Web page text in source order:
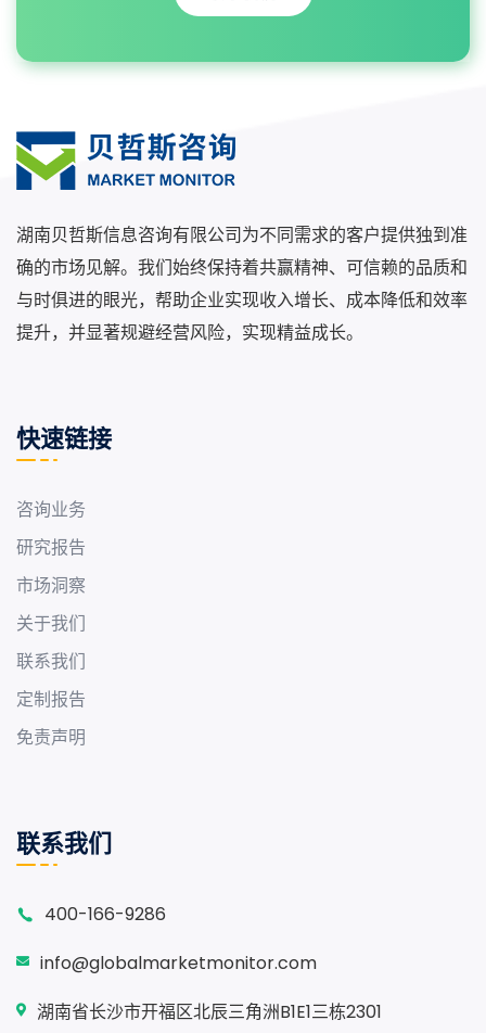
湖南贝哲斯信息咨询有限公司为不同需求的客户提供独到准
确的市场见解。我们始终保持着共赢精神、可信赖的品质和
与时俱进的眼光，帮助企业实现收入增长、成本降低和效率
提升，并显著规避经营风险，实现精益成长。
快速链接
咨询业务
研究报告
市场洞察
关于我们
联系我们
定制报告
免责声明
联系我们
400-166-9286
info@globalmarketmonitor.com
湖南省长沙市开福区北辰三角洲B1E1三栋2301